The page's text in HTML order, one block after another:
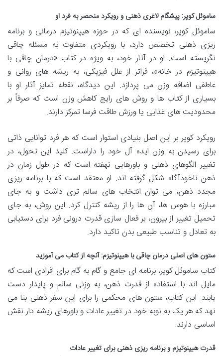
ساموئل کوپر: پیشگام لاغری ذهنی و رویکرد منحصر به فرد او
ساموئل کوپر، نویسنده ای که در حوزه هیپنوتیزم درمانی و برنامه
ریزی ذهنی تخصص دارد، با رویکردی متفاوت به مسئله چاقی
نگریسته است. او در آثار خود، به ویژه در کتاب «درمان چاقی با
هیپنوتیزم در خانه»، فراتر از علل فیزیکی، به ریشه های روانی و
عاطفی اضافه وزن می پردازد. این دیدگاه، نقطه تمایز آثار او با
بسیاری از کتاب ها و روش های رایج کاهش وزن است که صرفاً بر
محدودیت های غذایی یا ورزش طاقت فرسا تمرکز دارند.
رویکرد کوپر بر این اصل بنیادی استوار است که هر فرد توانایی ذاتی
برای رسیدن به وزن ایده آل خود را داراست. کلید این تحول، در
تغییر الگوهای ذهنی و باورهایی نهفته است که در طول زمان در
ذهن ناخودآگاه شکل گرفته اند. او معتقد است که با برنامه ریزی
مجدد ذهن، می توان انتخاب های سالم تری داشت و به جای
مبارزه با هوس ها، آن ها را از ریشه کنترل کرد. این روش، به جای
تحمیل تغییر از بیرون، بر فعال سازی قدرت درونی فرد برای دستیابی
به تعادل و تناسب طبیعی بدن تاکید دارد.
ستون های اصلی درمان چاقی با هیپنوتیزم: آنچه از کتاب می آموزید
کتاب ساموئل کوپر، برنامه ای جامع و گام به گام برای افرادی است که
مایل اند با استفاده از قدرت ذهن، به وزنی سالم و پایدار دست
یابند. این کتاب، ستون های محکمی را برای این سفر ذهنی بنا می
نهد که هر یک به نوبه خود در تغییر عادات و باورهای ریشه دار نقش
اساسی دارند.
قدرت هیپنوتیزم و برنامه ریزی ذهنی برای تغییر عادات